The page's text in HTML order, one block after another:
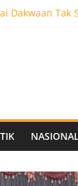
Dakwaan Tak
Siapkan
Vokasi
Jatim